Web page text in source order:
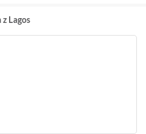
z Lagos